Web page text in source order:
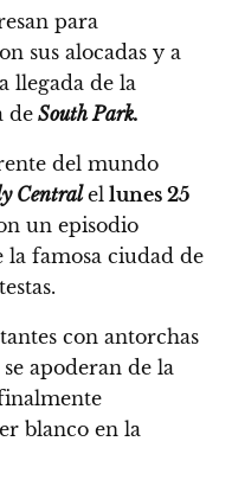
para
sus alocadas y a
llegada de la
de South Park.
del mundo
Central el lunes 25
un episodio
la famosa ciudad de
con antorchas
apoderan de la
blanco en la